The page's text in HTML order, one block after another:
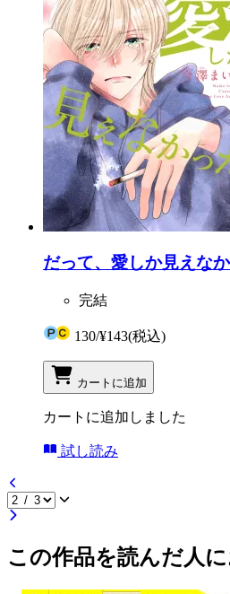
だって、愛しか見えな
完結
130/¥143(税込)
カートに追加
カートに追加しました
試し読み
この作品を読んだ人